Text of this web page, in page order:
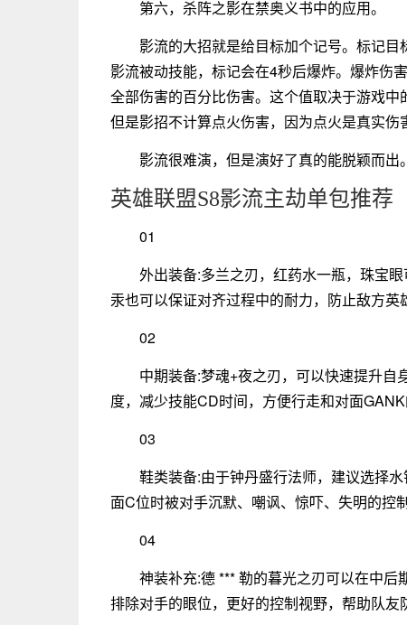
第六，杀阵之影在禁奥义书中的应用。
影流的大招就是给目标加个记号。标记
影流被动技能，标记会在4秒后爆炸。爆炸伤
全部伤害的百分比伤害。这个值取决于游戏中
但是影招不计算点火伤害，因为点火是真实伤
影流很难演，但是演好了真的能脱颖而出。
英雄联盟S8影流主劫单包推荐
01
外出装备:多兰之刃，红药水一瓶，珠宝
汞也可以保证对齐过程中的耐力，防止敌方英
02
中期装备:梦魂+夜之刃，可以快速提升
度，减少技能CD时间，方便行走和对面
03
鞋类装备:由于钟丹盛行法师，建议选择
面C位时被对手沉默、嘲讽、惊吓、失明的控
04
神装补充:德 *** 勒的暮光之刃可以在中
排除对手的眼位，更好的控制视野，帮助队友